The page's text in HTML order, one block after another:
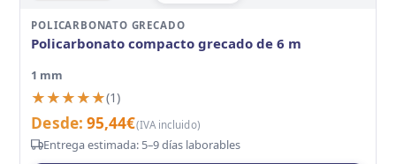
POLICARBONATO GRECADO
Policarbonato compacto grecado de 6 m
1 mm
★★★★★
★★★★★(1)
Desde:95,44€(IVA incluido)
Entrega estimada: 5–9 días laborables